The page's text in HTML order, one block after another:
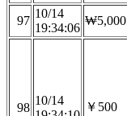
97
10/14
19:34:06
₩5,000
98
10/14
￥500